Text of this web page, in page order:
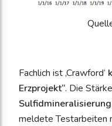
Fachlich ist ‚Crawford‘
Erzprojekt“. Die
meldete Testarbeiten